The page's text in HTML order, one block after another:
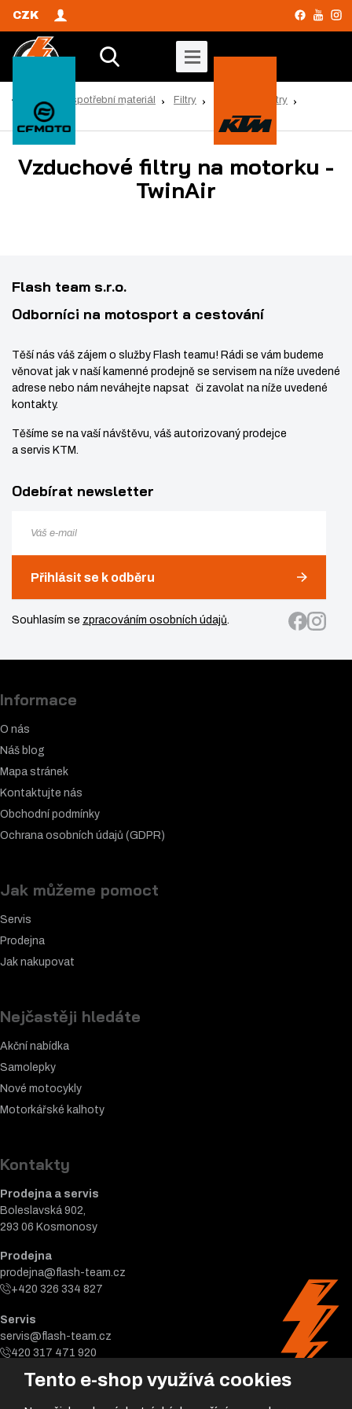
Tento e-shop využívá cookies
CZK
y
e
o
n
a
ND a spotřební materiál Filtry
Vzduchové filtry
TwinAir
Vzduchové filtry na motorku -
TwinAir
Flash team s.r.o.
Odborníci na motosport a cestování
Těší nás váš zájem o služby Flash teamu! Rádi se vám budeme
věnovat jak v naší kamenné prodejně se servisem na níže uvedené
adrese nebo nám neváhejte napsat či zavolat na níže uvedené
kontakty.
Těšíme se na vaší návštěvu, váš autorizovaný prodejce
a servis KTM.
Odebírat newsletter
Přihlásit se k odběru
Souhlasím se zpracováním osobních údajů.
Informace
O nás
Náš blog
Mapa stránek
Kontaktujte nás
Obchodní podmínky
Ochrana osobních údajů (GDPR)
Jak můžeme pomoct
Servis
Prodejna
Jak nakupovat
Nejčastěji hledáte
Akční nabídka
Samolepky
Nové motocykly
Motorkářské kalhoty
Kontakty
Prodejna a servis
Boleslavská 902,
293 06 Kosmonosy
Prodejna
prodejna@flash-team.cz
+420 326 334 827
Servis
servis@flash-team.cz
420 317 471 920